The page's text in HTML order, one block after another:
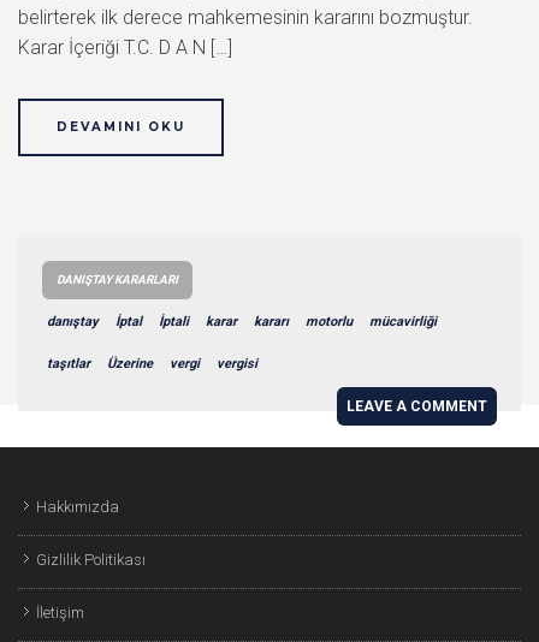
belirterek ilk derece mahkemesinin kararını bozmuştur.
Karar İçeriği T.C. D A N […]
DEVAMINI OKU
DANIŞTAY KARARLARI
danıştay İptal İptali karar kararı motorlu mücavirliği
taşıtlar Üzerine vergi vergisi
LEAVE A COMMENT
Hakkımızda
Gizlilik Politikası
İletişim